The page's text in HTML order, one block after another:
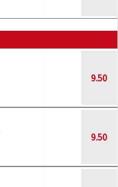
9.50
9.50